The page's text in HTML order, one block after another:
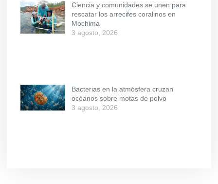
Ciencia y comunidades se unen para
rescatar los arrecifes coralinos en
Mochima
3 agosto, 2026
Bacterias en la atmósfera cruzan
océanos sobre motas de polvo
3 agosto, 2026